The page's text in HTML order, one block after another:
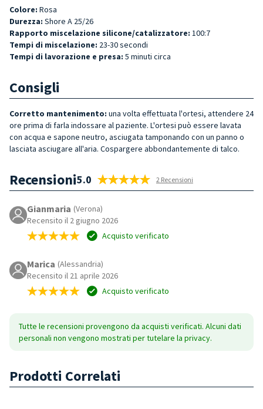
Colore: Rosa
Durezza: Shore A 25/26
Rapporto miscelazione silicone/catalizzatore: 100:7
Tempi di miscelazione: 23-30 secondi
Tempi di lavorazione e presa: 5 minuti circa
Consigli
Corretto mantenimento: una volta effettuata l'ortesi, attendere 24
ore prima di farla indossare al paziente. L'ortesi può essere lavata
con acqua e sapone neutro, asciugata tamponando con un panno o
lasciata asciugare all'aria. Cospargere abbondantemente di talco.
Recensioni5.0 2 Recensioni
Gianmaria (Verona)
Recensito il 2 giugno 2026
Acquisto verificato
Marica (Alessandria)
Recensito il 21 aprile 2026
Acquisto verificato
Tutte le recensioni provengono da acquisti verificati. Alcuni dati
personali non vengono mostrati per tutelare la privacy.
Prodotti Correlati